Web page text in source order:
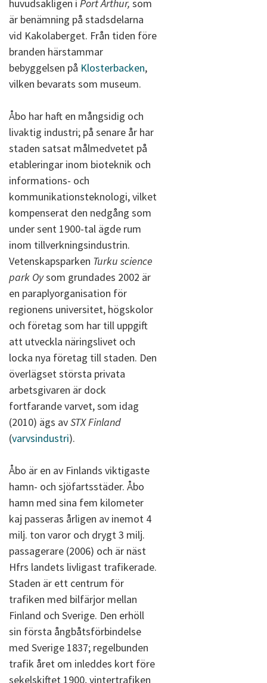
huvudsakligen i PortArthur, som
är benämning på stadsdelarna
vid Kakolaberget. Från tiden före
branden härstammar
bebyggelsen på Klosterbacken,
vilken bevarats som museum.
Åbo har haft en mångsidig och
livaktig industri; på senare år har
staden satsat målmedvetet på
etableringar inom bioteknik och
informations- och
kommunikationsteknologi, vilket
kompenserat den nedgång som
under sent 1900-tal ägde rum
inom tillverkningsindustrin.
Vetenskapsparken Turku science
park Oysom grundades 2002 är
en paraplyorganisation för
regionens universitet, högskolor
och företag som har till uppgift
att utveckla näringslivet och
locka nya företag till staden. Den
överlägset största privata
arbetsgivaren är dock
fortfarande varvet, som idag
(2010) ägs avSTX Finland
(varvsindustri).
Åbo är en av Finlands viktigaste
hamn- och sjöfartsstäder. Åbo
hamn med sina fem kilometer
kaj passeras årligen av inemot 4
milj. ton varor och drygt 3 milj.
passagerare (2006) och är näst
Hfrs landets livligast trafikerade.
Staden är ett centrum för
trafiken med bilfärjor mellan
Finland och Sverige. Den erhöll
sin första ångbåtsförbindelse
med Sverige 1837; regelbunden
trafik året om inleddes kort före
sekelskiftet 1900, vintertrafiken